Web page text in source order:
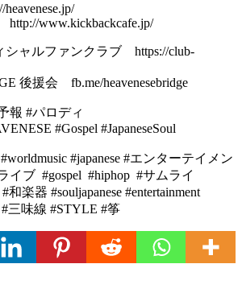
www.kickbackcafe.jp/
シャルファンクラブ https://club-
後援会 fb.me/heavenesebridge
報 #パロディ
#Gospel #JapaneseSoul
#japanese #エンターテイメン
イブ #gospel #hiphop #サムライ
和楽器 #souljapanese #entertainment
三味線 #STYLE #筝